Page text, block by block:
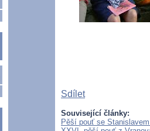
Sdílet
Související články:
Pěší pouť se